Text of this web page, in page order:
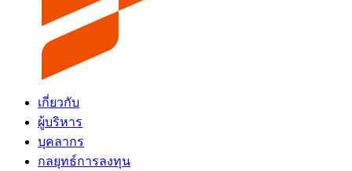
เกี่ยวกับ
ผู้บริหาร
บุคลากร
กลยุทธ์การลงทุน